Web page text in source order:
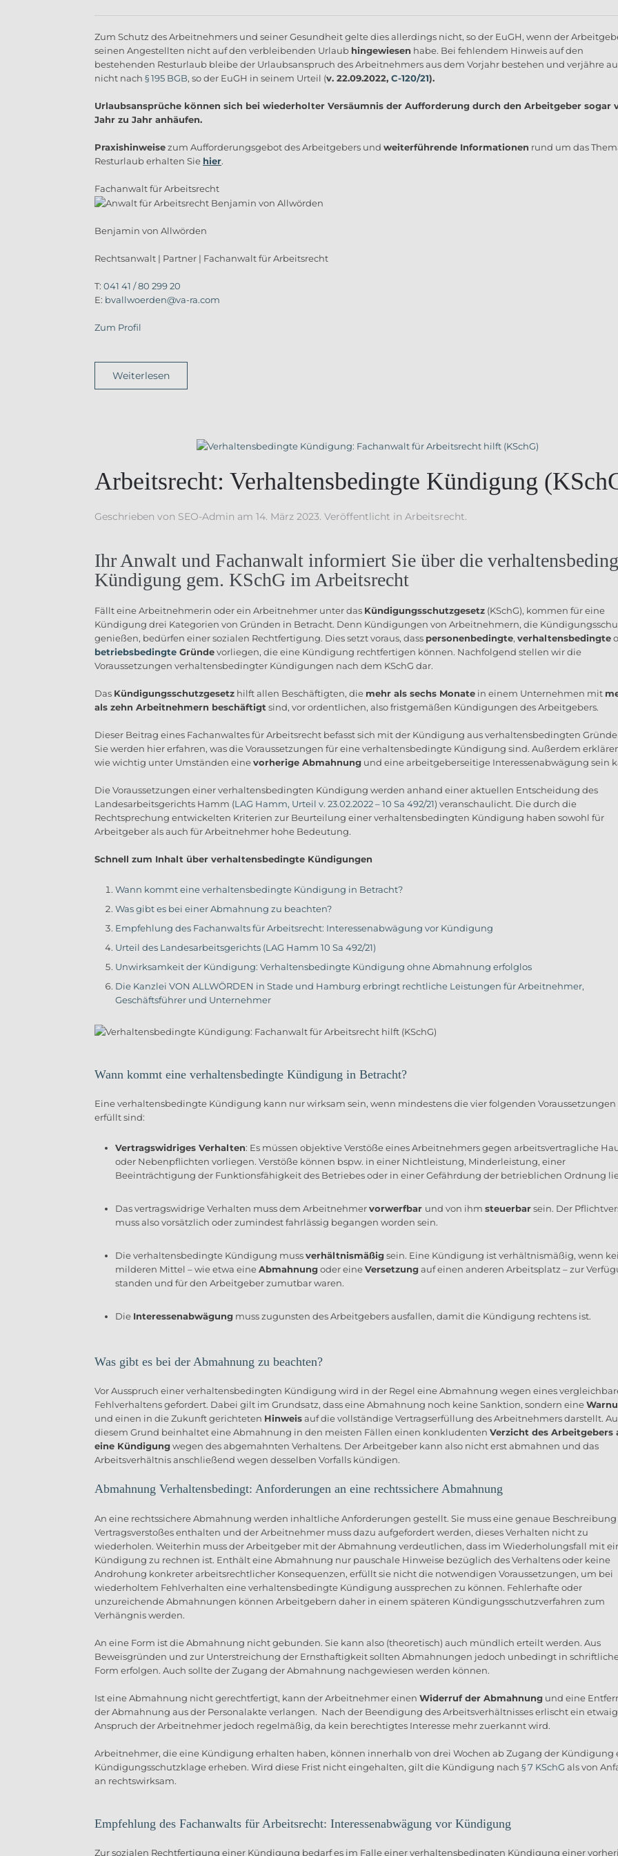
Zum Schutz des Arbeitnehmers und seiner Gesundheit gelte dies allerdings nicht, so der EuGH, wenn der
seinen Angestellten nicht auf den verbleibenden Urlaub hingewiesen habe. Bei fehlendem Hinweis auf den
bestehenden Resturlaub bleibe der Urlaubsanspruch des Arbeitnehmers aus dem Vorjahr bestehen und verjähre
nicht nach § 195 BGB, so der EuGH in seinem Urteil (v. 22.09.2022, C-120/21).
Urlaubsansprüche können sich bei wiederholter Versäumnis der Aufforderung durch den Arbeitgeber sogar
Jahr zu Jahr anhäufen.
Praxishinweisezum Aufforderungsgebot des Arbeitgebers und weiterführende Informationen rund um das
Resturlaub erhalten Sie hier.
Fachanwalt für Arbeitsrecht
Benjamin von Allwörden
Rechtsanwalt | Partner | Fachanwalt für Arbeitsrecht
T: 041 41 / 80 299 20
E: bvallwoerden@va-ra.com
Zum Profil
Weiterlesen
Arbeitsrecht: Verhaltensbedingte Kündigung
Geschrieben von SEO-Admin am 14. März 2023. Veröffentlicht in Arbeitsrecht.
Ihr Anwalt und Fachanwalt informiert Sie über die
Kündigung gem. KSchG im Arbeitsrecht
Fällt eine Arbeitnehmerin oder ein Arbeitnehmer unter das Kündigungsschutzgesetz (KSchG), kommen für eine
Kündigung drei Kategorien von Gründen in Betracht. Denn Kündigungen von Arbeitnehmern, die
genießen, bedürfen einer sozialen Rechtfertigung. Dies setzt voraus, dass personenbedingte, verhaltensbedingte
betriebsbedingte Gründevorliegen, die eine Kündigung rechtfertigen können. Nachfolgend stellen wir die
Voraussetzungen verhaltensbedingter Kündigungen nach dem KSchG dar.
Das Kündigungsschutzgesetz hilft allen Beschäftigten, die mehr als sechs Monate in einem Unternehmen mit
als zehn Arbeitnehmern beschäftigt sind, vor ordentlichen, also fristgemäßen Kündigungen des Arbeitgebers.
Dieser Beitrag eines Fachanwaltes für Arbeitsrecht befasst sich mit der Kündigung aus verhaltensbedingten
Sie werden hier erfahren, was die Voraussetzungen für eine verhaltensbedingte Kündigung sind. Außerdem
wie wichtig unter Umständen einevorherige Abmahnung und eine arbeitgeberseitige Interessenabwägung sein
Die Voraussetzungen einer verhaltensbedingten Kündigung werden anhand einer aktuellen Entscheidung des
Landesarbeitsgerichts Hamm (LAG Hamm, Urteil v. 23.02.2022 – 10 Sa 492/21) veranschaulicht. Die durch die
Rechtsprechung entwickelten Kriterien zur Beurteilung einer verhaltensbedingten Kündigung haben sowohl für
Arbeitgeber als auch für Arbeitnehmer hohe Bedeutung.
Schnell zum Inhalt über verhaltensbedingte Kündigungen
Wann kommt eine verhaltensbedingte Kündigung in Betracht?
Was gibt es bei einer Abmahnung zu beachten?
Empfehlung des Fachanwalts für Arbeitsrecht: Interessenabwägung vor Kündigung
Urteil des Landesarbeitsgerichts (LAG Hamm 10 Sa 492/21)
Unwirksamkeit der Kündigung: Verhaltensbedingte Kündigung ohne Abmahnung erfolglos
Die Kanzlei VON ALLWÖRDEN in Stade und Hamburg erbringt rechtliche Leistungen für Arbeitnehmer,
Geschäftsführer und Unternehmer
Wann kommt eine verhaltensbedingte Kündigung in Betracht?
Eine verhaltensbedingte Kündigung kann nur wirksam sein, wenn mindestens die vier folgenden Voraussetzungen
erfüllt sind:
Vertragswidriges Verhalten: Es müssen objektive Verstöße eines Arbeitnehmers gegen arbeitsvertragliche
oder Nebenpflichten vorliegen. Verstöße können bspw. in einer Nichtleistung, Minderleistung, einer
Beeinträchtigung der Funktionsfähigkeit des Betriebes oder in einer Gefährdung der betrieblichen Ordnung
Das vertragswidrige Verhalten muss dem Arbeitnehmervorwerfbar und von ihm steuerbarsein. Der
muss also vorsätzlich oder zumindest fahrlässig begangen worden sein.
Die verhaltensbedingte Kündigung mussverhältnismäßigsein. Eine Kündigung ist verhältnismäßig, wenn
milderen Mittel – wie etwa eineAbmahnungoder eineVersetzungauf einen anderen Arbeitsplatz – zur
standen und für den Arbeitgeber zumutbar waren.
Die Interessenabwägung muss zugunsten des Arbeitgebers ausfallen, damit die Kündigung rechtens ist.
Was gibt es bei der Abmahnung zu beachten?
Vor Ausspruch einer verhaltensbedingten Kündigung wird in der Regel eine Abmahnung wegen eines
Fehlverhaltens gefordert. Dabei gilt im Grundsatz, dass eine Abmahnung noch keine Sanktion, sondern eine
und einen in die Zukunft gerichteten Hinweisauf die vollständige Vertragserfüllung des Arbeitnehmers darstellt.
diesem Grund beinhaltet eine Abmahnung in den meisten Fällen einen konkludenten Verzicht des Arbeitgebers
eine Kündigungwegen des abgemahnten Verhaltens. Der Arbeitgeber kann also nicht erst abmahnen und das
Arbeitsverhältnis anschließend wegen desselben Vorfalls kündigen.
Abmahnung Verhaltensbedingt: Anforderungen an eine rechtssichere Abmahnung
An eine rechtssichere Abmahnung werden inhaltliche Anforderungen gestellt. Sie muss eine genaue Beschreibung
Vertragsverstoßes enthalten und der Arbeitnehmer muss dazu aufgefordert werden, dieses Verhalten nicht zu
wiederholen. Weiterhin muss der Arbeitgeber mit der Abmahnung verdeutlichen, dass im Wiederholungsfall mit
Kündigung zu rechnen ist. Enthält eine Abmahnung nur pauschale Hinweise bezüglich des Verhaltens oder keine
Androhung konkreter arbeitsrechtlicher Konsequenzen, erfüllt sie nicht die notwendigen Voraussetzungen, um bei
wiederholtem Fehlverhalten eine verhaltensbedingte Kündigung aussprechen zu können. Fehlerhafte oder
unzureichende Abmahnungen können Arbeitgebern daher in einem späteren Kündigungsschutzverfahren zum
Verhängnis werden.
An eine Form ist die Abmahnung nicht gebunden. Sie kann also (theoretisch) auch mündlich erteilt werden. Aus
Beweisgründen und zur Unterstreichung der Ernsthaftigkeit sollten Abmahnungen jedoch unbedingt in
Form erfolgen. Auch sollte der Zugang der Abmahnung nachgewiesen werden können.
Ist eine Abmahnung nicht gerechtfertigt, kann der Arbeitnehmer einen Widerruf der Abmahnung und eine
der Abmahnung aus der Personalakte verlangen. Nach der Beendigung des Arbeitsverhältnisses erlischt ein
Anspruch der Arbeitnehmer jedoch regelmäßig, da kein berechtigtes Interesse mehr zuerkannt wird.
Arbeitnehmer, die eine Kündigung erhalten haben, können innerhalb von drei Wochen ab Zugang der Kündigung
Kündigungsschutzklage erheben. Wird diese Frist nicht eingehalten, gilt die Kündigung nach § 7 KSchG als von
an rechtswirksam.
Empfehlung des Fachanwalts für Arbeitsrecht: Interessenabwägung vor Kündigung
Zur sozialen Rechtfertigung einer Kündigung bedarf es im Falle einer verhaltensbedingten Kündigung einer